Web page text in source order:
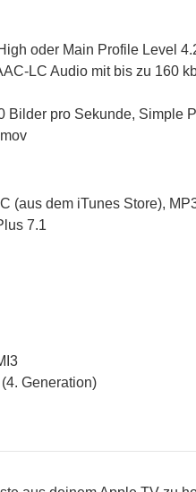
oder Main Profile Level
LC Audio mit bis zu 160
Bilder pro Sekunde, Simple
(aus dem iTunes Store),
7.1
Generation)